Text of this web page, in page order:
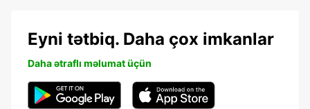
Eyni tətbiq. Daha çox imkanlar
Daha ətraflı məlumat üçün